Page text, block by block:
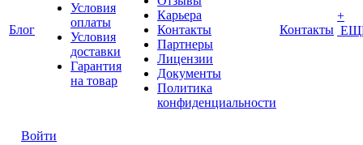
Блог
Условия
оплаты
Условия
доставки
Гарантия
на товар
Карьера
Контакты
Партнеры
Лицензии
Документы
Политика
конфиденциальности
Контакты
+
Войти